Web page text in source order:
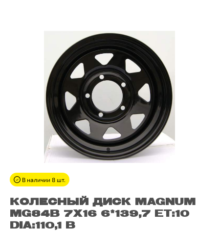
КОЛЕСНЫЙ ДИСК MAGNUM
MG84B 7X16 6*139,7 ET:10
DIA:110,1 B
В наличии 8 шт.